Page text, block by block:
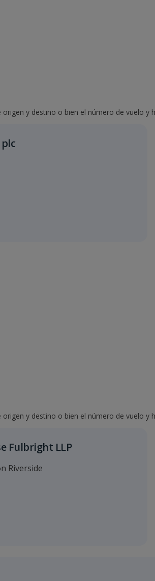
y destino o bien el número de vuelo y
plc
y destino o bien el número de vuelo y
Fulbright LLP
Riverside